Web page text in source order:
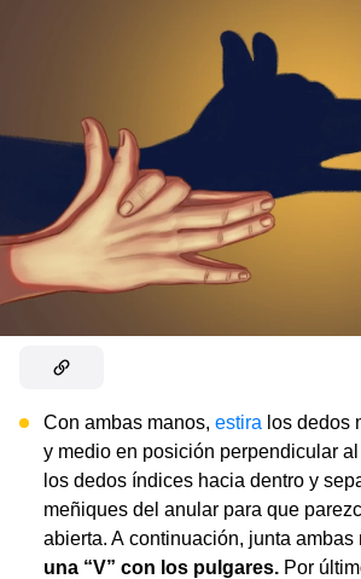
Con ambas manos, estira los dedos
y medio en posición perpendicular
los dedos índices hacia dentro y
meñiques del anular para que
abierta. A continuación, junta ambas
una “V” con los pulgares. Por